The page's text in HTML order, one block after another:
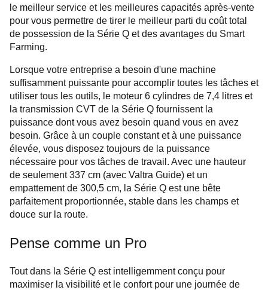
le meilleur service et les meilleures capacités après-vente
pour vous permettre de tirer le meilleur parti du coût total
de possession de la Série Q et des avantages du Smart
Farming.
Lorsque votre entreprise a besoin d'une machine
suffisamment puissante pour accomplir toutes les tâches et
utiliser tous les outils, le moteur 6 cylindres de 7,4 litres et
la transmission CVT de la Série Q fournissent la
puissance dont vous avez besoin quand vous en avez
besoin. Grâce à un couple constant et à une puissance
élevée, vous disposez toujours de la puissance
nécessaire pour vos tâches de travail. Avec une hauteur
de seulement 337 cm (avec Valtra Guide) et un
empattement de 300,5 cm, la Série Q est une bête
parfaitement proportionnée, stable dans les champs et
douce sur la route.
Pense comme un Pro
Tout dans la Série Q est intelligemment conçu pour
maximiser la visibilité et le confort pour une journée de